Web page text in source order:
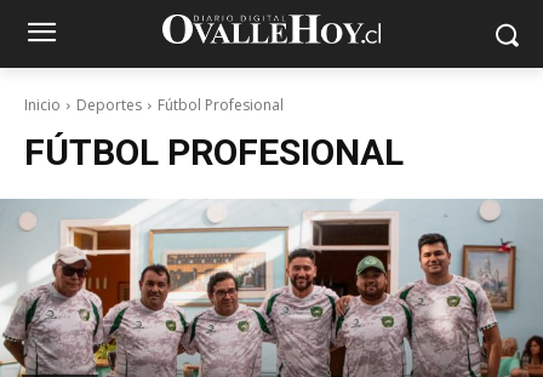
Inicio Deportes Fútbol Profesional
FÚTBOL PROFESIONAL